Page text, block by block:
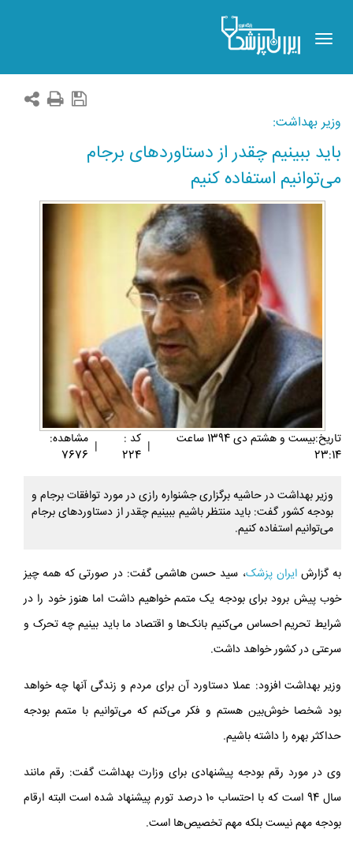
Toggle
navigation
وزیر بهداشت:
باید ببینیم چقدر از دستاوردهای برجام
می‌توانیم استفاده کنیم
تاريخ:بيست و هشتم دی 1394 ساعت
23:14
| کد :
224
| مشاهده:
7676
وزیر بهداشت در حاشیه برگزاری جشنواره رازی در مورد توافقات برجام و
بودجه کشور گفت: باید منتظر باشیم ببینیم چقدر از دستاوردهای برجام
می‌توانیم استفاده کنیم.
به گزارشایران پزشک، سید حسن هاشمی گفت: در صورتی که همه چیز
خوب پیش برود برای بودجه یک متمم خواهیم داشت اما هنوز خود را در
شرایط تحریم احساس می‌کنیم بانک‌ها و اقتصاد ما باید بینیم چه تحرک و
سرعتی در کشور خواهد داشت.
وزیر بهداشت افزود: عملا دستاورد آن برای مردم و زندگی آنها چه خواهد
بود شخصا خوش‌بین هستم و فکر می‌کنم که می‌توانیم با متمم بودجه
حداکثر بهره را داشته باشیم.
وی در مورد رقم بودجه پیشنهادی برای وزارت بهداشت گفت: رقم مانند
سال 94 است که با احتساب 10 درصد تورم پیشنهاد شده است البته ارقام
بودجه مهم نیست بلکه مهم تخصیص‌ها است.